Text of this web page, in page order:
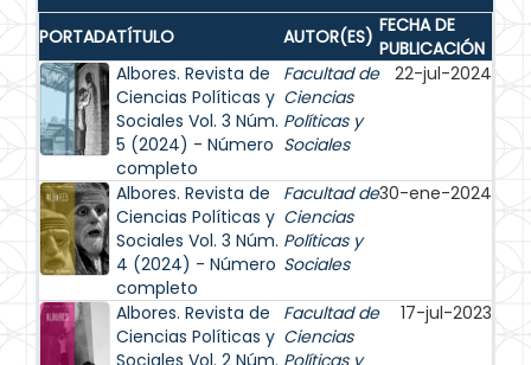
PORTADATÍTULO AUTOR(ES) FECHA DE
PUBLICACIÓN
Albores. Revista de
Ciencias Políticas y
Sociales Vol. 3 Núm.
5 (2024) - Número
completo
Facultad de
Ciencias
Políticas y
Sociales
22-jul-2024
Albores. Revista de
Ciencias Políticas y
Sociales Vol. 3 Núm.
4 (2024) - Número
completo
Facultad de
Ciencias
Políticas y
Sociales
30-ene-2024
Albores. Revista de
Ciencias Políticas y
Sociales Vol. 2 Núm.
Facultad de
Ciencias
Políticas y
17-jul-2023